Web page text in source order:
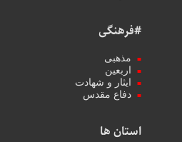
#فرهنگی
مذهبی
اربعین
ایثار و شهادت
دفاع مقدس
استان ها